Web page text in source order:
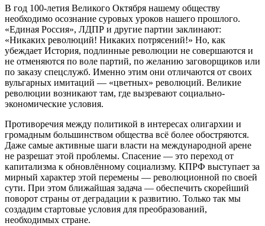
В год 100-летия Великого Октября нашему обществу
необходимо осознание суровых уроков нашего прошлого.
«Единая Россия», ЛДПР и другие партии заклинают:
«Никаких революций! Никаких потрясений!» Но, как
убеждает История, подлинные революции не совершаются и
не отменяются по воле партий, по желанию заговорщиков или
по заказу спецслужб. Именно этим они отличаются от своих
вульгарных имитаций — «цветных» революций. Великие
революции возникают там, где вызревают социально-
экономические условия.
Противоречия между политикой в интересах олигархии и
громадным большинством общества всё более обостряются.
Даже самые активные шаги власти на международной арене
не разрешат этой проблемы. Спасение — это переход от
капитализма к обновлённому социализму. КПРФ выступает за
мирный характер этой перемены — революционной по своей
сути. При этом ближайшая задача — обеспечить скорейший
поворот страны от деградации к развитию. Только так мы
создадим стартовые условия для преобразований,
необходимых стране.